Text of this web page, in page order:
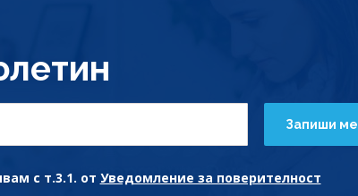
с т.3.1. от Уведомление за поверителност
Запиши ме